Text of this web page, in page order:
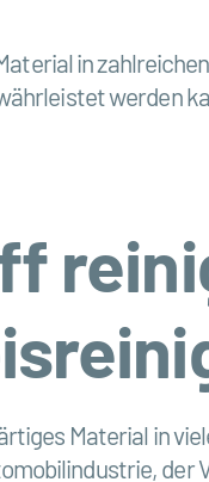
in
werden
Material in
der